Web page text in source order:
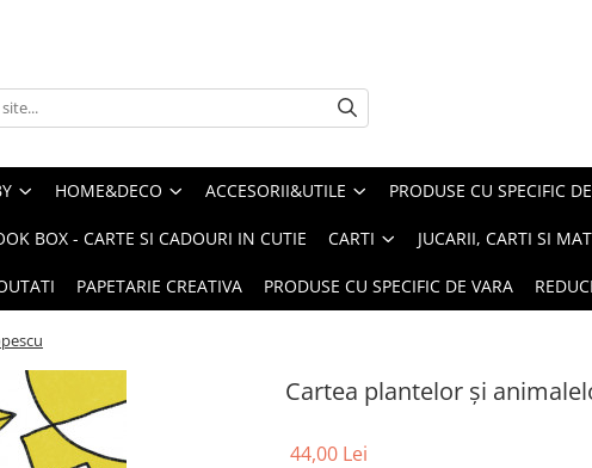
HOME&DECO ACCESORII&UTILE PRODUSE CU SPECIFIC
BOX - CARTE SI CADOURI IN CUTIE CARTI JUCARII, CARTI SI
PAPETARIE CREATIVA PRODUSE CU SPECIFIC DE VARA
Cartea plantelor și
44,00 Lei